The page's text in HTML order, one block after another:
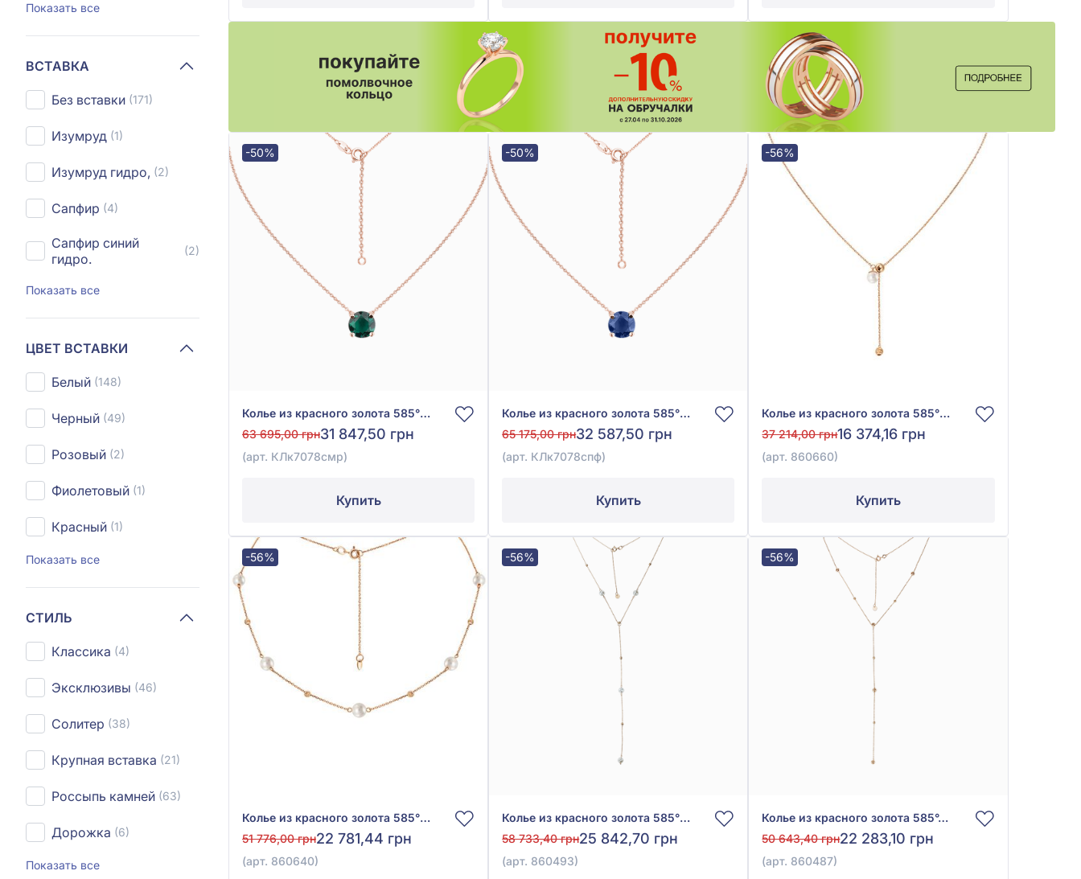
Показать все
ВСТАВКА
Без вставки (171)
Изумруд (1)
Изумруд гидро, (2)
Сапфир (4)
Сапфир синий
гидро.
(2)
Показать все
ЦВЕТ ВСТАВКИ
Белый (148)
Черный (49)
Розовый (2)
Фиолетовый (1)
Красный (1)
Показать все
СТИЛЬ
Классика (4)
Эксклюзивы (46)
Солитер (38)
Крупная вставка (21)
Россыпь камней (63)
Дорожка (6)
Показать все
-50%
Колье из красного золота 585° с зелёным изумрудом гидро 1,09ct, арт. КЛк7078смр
63 695,00 грн31 847,50 грн
(арт. КЛк7078смр)
Купить
-50%
Колье из красного золота 585° с синим гидротермальным сапфиром 1,9ct, арт. КЛк7078спф
65 175,00 грн32 587,50 грн
(арт. КЛк7078спф)
Купить
-56%
Колье из красного золота 585° с жемчугом, арт. 860660
37 214,00 грн16 374,16 грн
(арт. 860660)
Купить
-56%
Колье из красного золота 585° с жемчугом, арт. 860640
51 776,00 грн22 781,44 грн
(арт. 860640)
-56%
Колье из красного золота 585° с жемчугом, арт. 860493
58 733,40 грн25 842,70 грн
(арт. 860493)
-56%
Колье из красного золота 585°, арт. 860487
50 643,40 грн22 283,10 грн
(арт. 860487)